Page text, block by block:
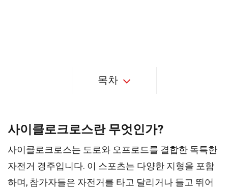
목차
사이클로크로스란 무엇인가?
사이클로크로스는 도로와 오프로드를 결합한 독특한
자전거 경주입니다. 이 스포츠는 다양한 지형을 포함
하며, 참가자들은 자전거를 타고 달리거나 들고 뛰어